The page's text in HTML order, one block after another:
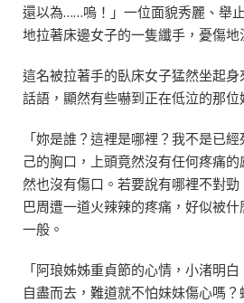
還以為……嗚！」一位面貌秀麗、舉
地拉著床邊女子的一隻纖手，憂傷地
這名被拉著手的臥床女子猛然坐起
話語，顯然有些嚇到正在低泣的那位
「妳是誰？這裡是哪裡？我不是已
己的胸口，上頭竟然沒有任何疼痛
然也沒有傷口。若要說有哪裡不對
巴周遭一道火辣辣的疼痛，好似被
一般。
「阿琅姊姊重貞節的心情，小渚明
自盡而去，難道就不怕妹妹傷心嗎